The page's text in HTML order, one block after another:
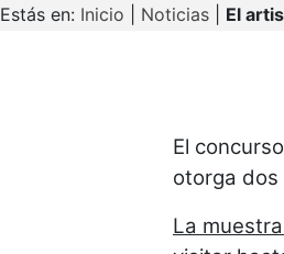
Estás en: Inicio Noticias El
El
otorga dos
La